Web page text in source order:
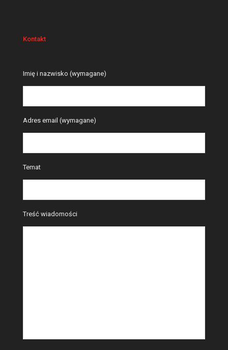
Kontakt
Imię i nazwisko (wymagane)
Adres email (wymagane)
Temat
Treść wiadomości